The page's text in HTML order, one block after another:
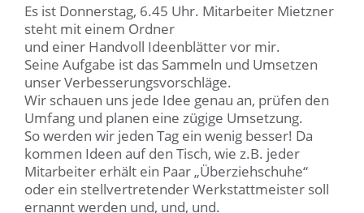
Es ist Donnerstag, 6.45 Uhr. Mitarbeiter Mietzner
steht mit einem Ordner
und einer Handvoll Ideenblätter vor mir.
Seine Aufgabe ist das Sammeln und Umsetzen
unser Verbesserungsvorschläge.
Wir schauen uns jede Idee genau an, prüfen den
Umfang und planen eine zügige Umsetzung.
So werden wir jeden Tag ein wenig besser! Da
kommen Ideen auf den Tisch, wie z.B. jeder
Mitarbeiter erhält ein Paar „Überziehschuhe“
oder ein stellvertretender Werkstattmeister soll
ernannt werden und, und, und.